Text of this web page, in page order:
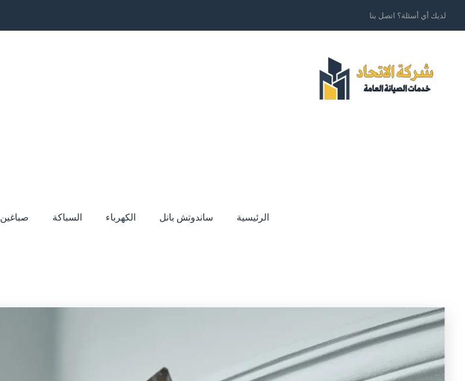
لديك أي أسئلة؟ اتصل بنا
الرئيسية ساندوتش بانل الكهرباء السباكة صباغين